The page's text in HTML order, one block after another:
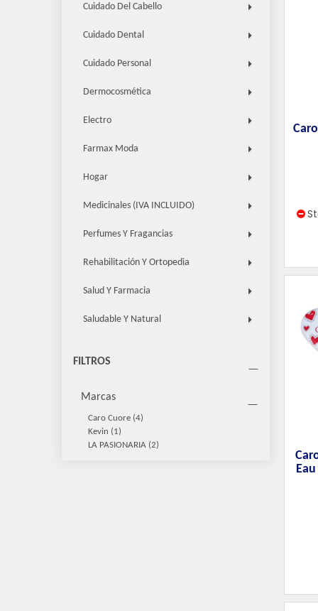
Cuidado Del Cabello
Cuidado Dental
Cuidado Personal
Dermocosmética
Electro
Farmax Moda
Hogar
Medicinales (IVA INCLUIDO)
Perfumes Y Fragancias
Rehabilitación Y Ortopedia
Salud Y Farmacia
Saludable Y Natural
FILTROS
Marcas
Caro Cuore (4)
Kevin (1)
LA PASIONARIA (2)